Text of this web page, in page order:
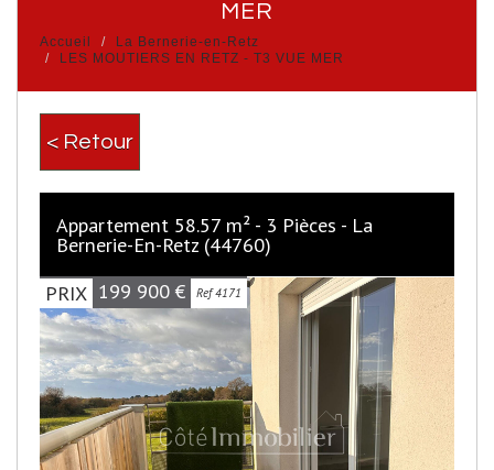
MER
Accueil
La Bernerie-en-Retz
LES MOUTIERS EN RETZ - T3 VUE MER
< Retour
Appartement 58.57 m² - 3 Pièces - La
Bernerie-En-Retz (44760)
PRIX 199 900 € Ref 4171